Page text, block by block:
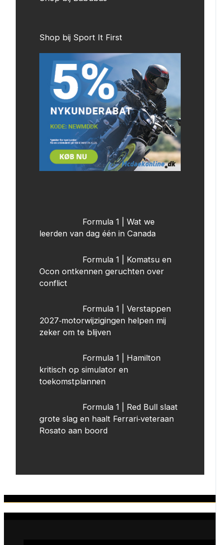
Shop bij Sport It First
Formula 1 | Wat we
leerden van dag één in Canada
Formula 1 | Komatsu en
Ocon ontkennen geruchten over
conflict
Formula 1 | Verstappen
2027‑motorwijzigingen helpen mij
zeker om te blijven
Formula 1 | Hamilton
kritisch op simulator en
toekomstplannen
Formula 1 | Red Bull slaat
grote slag en haalt Ferrari‑veteraan
Rosato aan boord